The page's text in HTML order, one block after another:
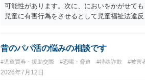
可能性があります。次に、においをかがせて
児童に有害行為をさせるとして児童福祉法違
昔のパパ活の悩みの相談です
#児童買春・援助交際 #恐喝・脅迫 #特殊詐欺 #被害
2026年7月12日